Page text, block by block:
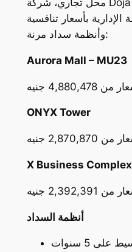
بأسعار تنافسية
وأنظمة سداد مرنة:
Aurora Mall – MU23
4,880,478 جنيه
ONYX Tower
جنيه
X Business Complex
جنيه
أنظمة السداد